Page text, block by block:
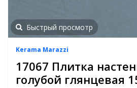
Быстрый просмотр
Kerama Marazzi
17067 Плитка
голубой глянцевая